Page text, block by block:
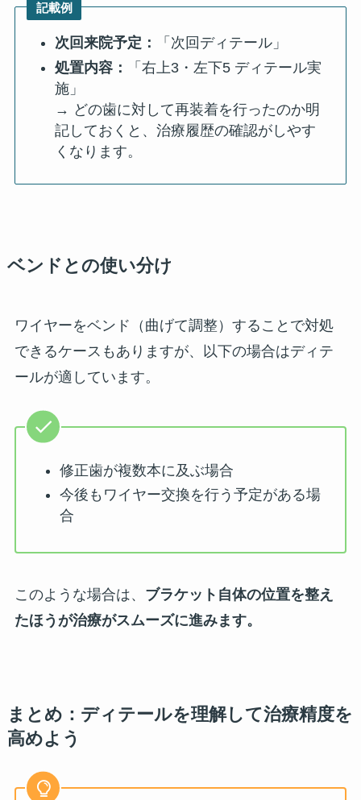
記載例
次回来院予定：
「次回ディテール」
処置内容：
「右上3・左下5 ディテール実
施」
→ どの歯に対して再装着を行ったのか明
記しておくと、治療履歴の確認がしやす
くなります。
ベンドとの使い分け
ワイヤーをベンド（曲げて調整）することで対処
できるケースもありますが、以下の場合はディテ
ールが適しています。
修正歯が複数本に及ぶ場合
今後もワイヤー交換を行う予定がある場
合
このような場合は、 ブラケット自体の位置を整え
たほうが治療がスムーズに進みます。
まとめ：ディテールを理解して治療精度を
高めよう